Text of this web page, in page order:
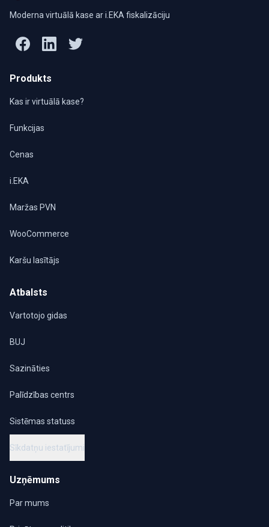
Moderna virtuālā kase ar i.EKA fiskalizāciju
Produkts
Kas ir virtuālā kase?
Funkcijas
Cenas
i.EKA
Maržas PVN
WooCommerce
Karšu lasītājs
Atbalsts
Vartotojo gidas
BUJ
Sazināties
Palīdzības centrs
Sistēmas statuss
Sīkdatņu iestatījumi
Uzņēmums
Par mums